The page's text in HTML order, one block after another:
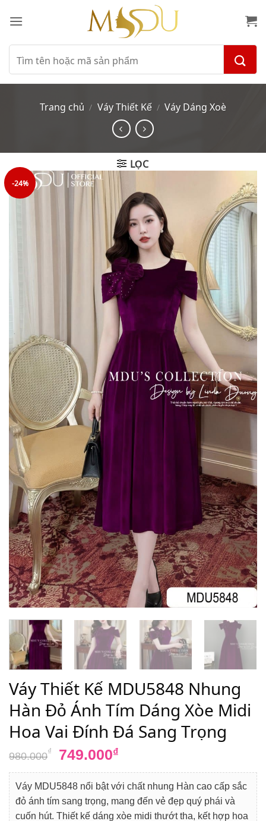
qua
dungTìm
kiếm:
Trang chủ / Váy Thiết Kế / Váy Dáng Xoè
LỌC
-24%
Váy Thiết Kế MDU5848 Nhung
Hàn Đỏ Ánh Tím Dáng Xòe Midi
Hoa Vai Đính Đá Sang Trọng
980.000₫
Giá
là:
980.000₫.
749.000₫
tại
là:
749.000₫.
Váy MDU5848 nổi bật với chất nhung Hàn cao cấp sắc
đỏ ánh tím sang trọng, mang đến vẻ đẹp quý phái và
cuốn hút. Thiết kế dáng xòe midi thướt tha, kết hợp hoa